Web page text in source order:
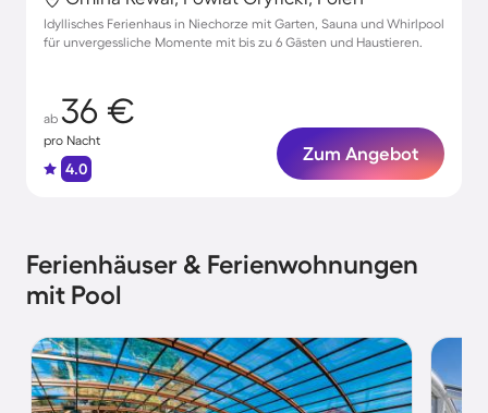
Idyllisches Ferienhaus in Niechorze mit Garten, Sauna und Whirlpool
für unvergessliche Momente mit bis zu 6 Gästen und Haustieren.
ab 36 €
pro Nacht
4.0
Zum Angebot
Ferienhäuser & Ferienwohnungen
mit Pool